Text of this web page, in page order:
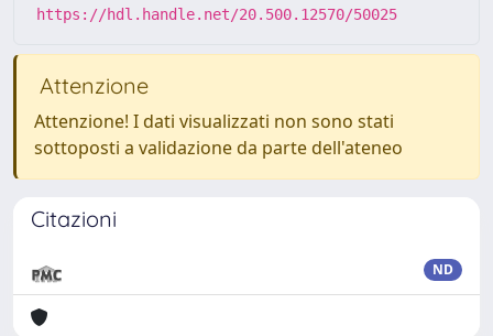
https://hdl.handle.net/20.500.12570/50025
Attenzione
Attenzione! I dati visualizzati non sono stati
sottoposti a validazione da parte dell'ateneo
Citazioni
ND